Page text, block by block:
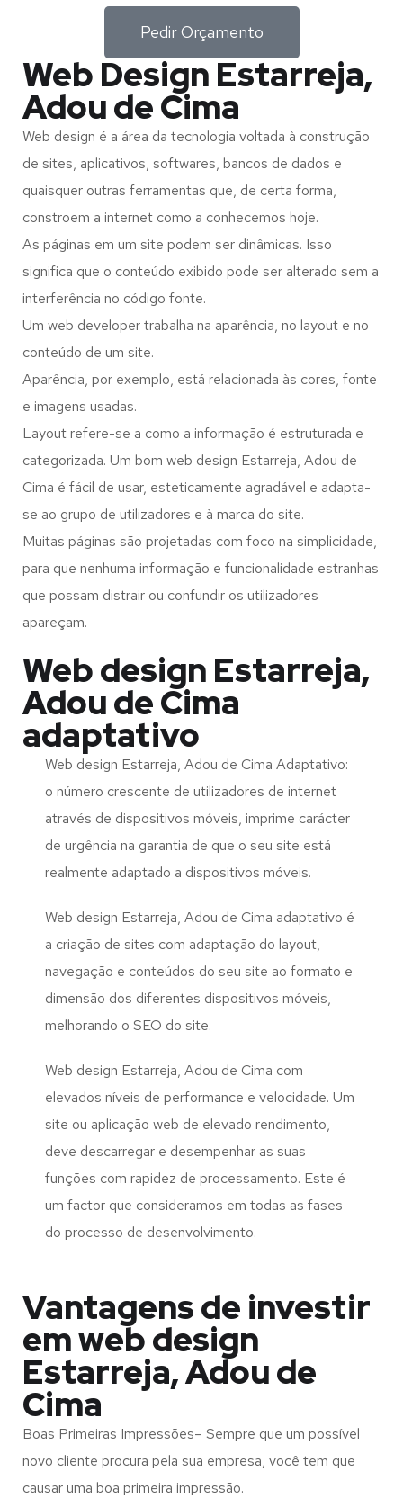
Pedir Orçamento
Web Design Estarreja,
Adou de Cima
Web design é a área da tecnologia voltada à construção
de sites, aplicativos, softwares, bancos de dados e
quaisquer outras ferramentas que, de certa forma,
constroem a internet como a conhecemos hoje.
As páginas em um site podem ser dinâmicas. Isso
significa que o conteúdo exibido pode ser alterado sem a
interferência no código fonte.
Um web developer trabalha na aparência, no layout e no
conteúdo de um site.
Aparência, por exemplo, está relacionada às cores, fonte
e imagens usadas.
Layout refere-se a como a informação é estruturada e
categorizada. Um bom web design Estarreja, Adou de
Cima é fácil de usar, esteticamente agradável e adapta-
se ao grupo de utilizadores e à marca do site.
Muitas páginas são projetadas com foco na simplicidade,
para que nenhuma informação e funcionalidade estranhas
que possam distrair ou confundir os utilizadores
apareçam.
Web design Estarreja,
Adou de Cima
adaptativo
Web design Estarreja, Adou de Cima Adaptativo:
o número crescente de utilizadores de internet
através de dispositivos móveis, imprime carácter
de urgência na garantia de que o seu site está
realmente adaptado a dispositivos móveis.
Web design Estarreja, Adou de Cima adaptativo é
a criação de sites com adaptação do layout,
navegação e conteúdos do seu site ao formato e
dimensão dos diferentes dispositivos móveis,
melhorando o SEO do site.
Web design Estarreja, Adou de Cima com
elevados níveis de performance e velocidade. Um
site ou aplicação web de elevado rendimento,
deve descarregar e desempenhar as suas
funções com rapidez de processamento. Este é
um factor que consideramos em todas as fases
do processo de desenvolvimento.
Vantagens de investir
em web design
Estarreja, Adou de
Cima
Boas Primeiras Impressões– Sempre que um possível
novo cliente procura pela sua empresa, você tem que
causar uma boa primeira impressão.